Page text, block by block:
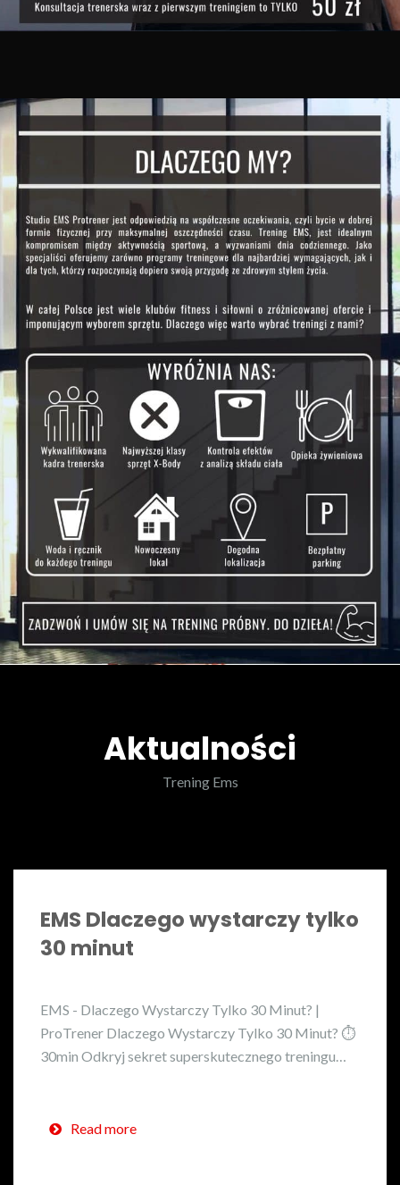
Aktualności
Trening Ems
EMS Dlaczego wystarczy tylko
30 minut
EMS - Dlaczego Wystarczy Tylko 30 Minut? |
ProTrener Dlaczego Wystarczy Tylko 30 Minut? ⏱️
30min Odkryj sekret superskutecznego treningu…
Read more